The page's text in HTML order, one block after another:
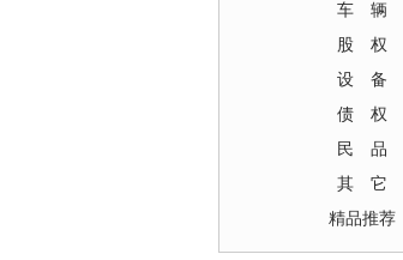
车 辆
股 权
设 备
债 权
民 品
其 它
精品推荐